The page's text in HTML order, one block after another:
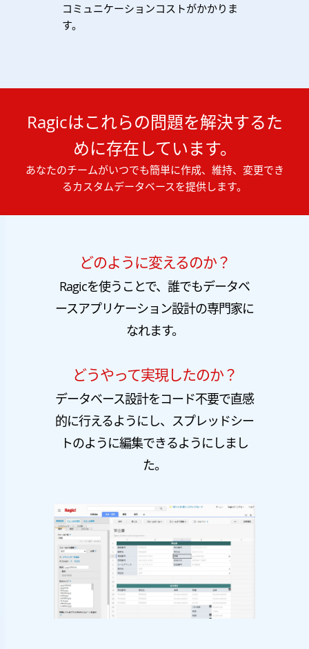
コミュニケーションコストがかかりま
す。
Ragicはこれらの問題を解決するた
めに存在しています。
あなたのチームがいつでも簡単に作成、維持、変更でき
るカスタムデータベースを提供します。
どのように変えるのか？
Ragicを使うことで、誰でもデータベ
ースアプリケーション設計の専門家に
なれます。
どうやって実現したのか？
データベース設計をコード不要で直感
的に行えるようにし、スプレッドシー
トのように編集できるようにしまし
た。